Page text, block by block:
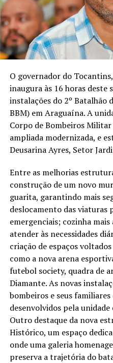
O governador do
inaugura às 16 horas deste
instalações do 2º Batalhão
BBM) em Araguaína. A
Corpo de Bombeiros
ampliada modernizada, e
Deusarina Ayres, Setor
Entre as melhorias
construção de um novo
guarita, garantindo mais
deslocamento das viaturas
emergenciais; cozinha
atender às necessidades
criação de espaços
como a nova arena
futebol society, quadra de
Diamante. As novas
bombeiros e seus
desenvolvidos pela
Outro destaque da nova
Histórico, um espaço
onde uma galeria
preserva a trajetória do